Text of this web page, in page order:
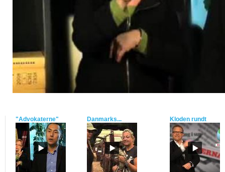
"Advokaterne" Danmarks... Kloden rundt